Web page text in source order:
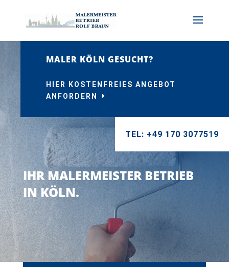
MALER KÖLN GESUCHT?
HIER KOSTENFREIES ANGEBOT
ANFORDERN
TEL: +49 170 3077519
IHR MALERMEISTER BETRIEB
IN KÖLN.